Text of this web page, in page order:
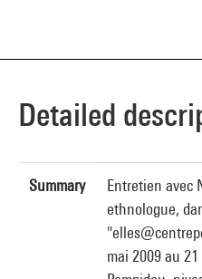
Detailed
Summary
Entretien avec
ethnologue,
mai 2009 au